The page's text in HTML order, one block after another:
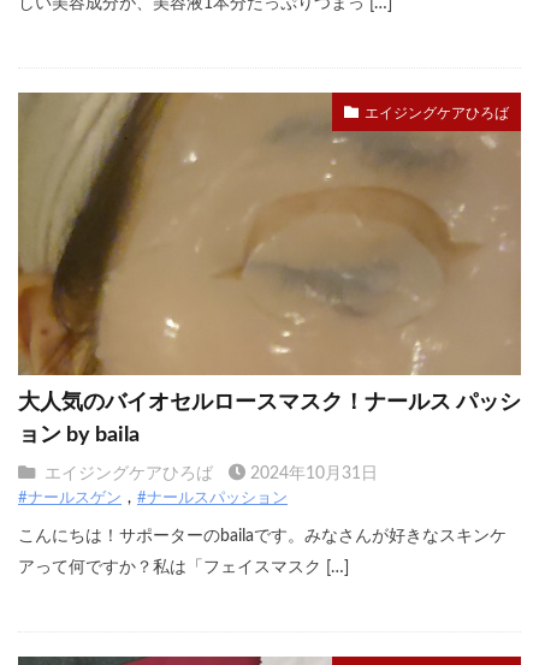
エイジングケアひろば
大人気のバイオセルロースマスク！ナールス パッシ
ョン by baila
エイジングケアひろば 2024年10月31日
#ナールスゲン #ナールスパッション
こんにちは！サポーターのbailaです。みなさんが好きなスキンケ
アって何ですか？私は「フェイスマスク […]